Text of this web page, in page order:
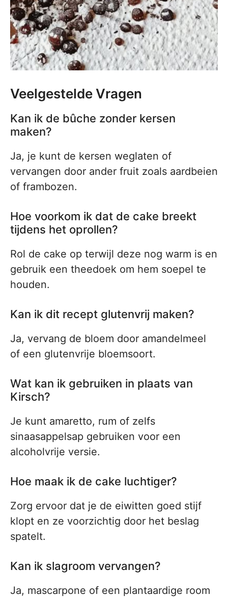
Veelgestelde Vragen
Kan ik de bûche zonder kersen
maken?
Ja, je kunt de kersen weglaten of
vervangen door ander fruit zoals aardbeien
of frambozen.
Hoe voorkom ik dat de cake breekt
tijdens het oprollen?
Rol de cake op terwijl deze nog warm is en
gebruik een theedoek om hem soepel te
houden.
Kan ik dit recept glutenvrij maken?
Ja, vervang de bloem door amandelmeel
of een glutenvrije bloemsoort.
Wat kan ik gebruiken in plaats van
Kirsch?
Je kunt amaretto, rum of zelfs
sinaasappelsap gebruiken voor een
alcoholvrije versie.
Hoe maak ik de cake luchtiger?
Zorg ervoor dat je de eiwitten goed stijf
klopt en ze voorzichtig door het beslag
spatelt.
Kan ik slagroom vervangen?
Ja, mascarpone of een plantaardige room